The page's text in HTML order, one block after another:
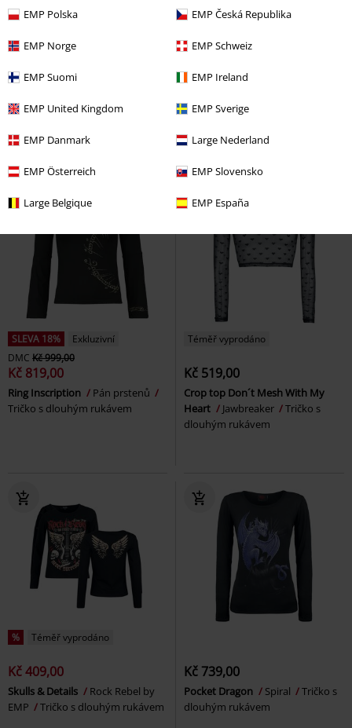
EMP Polska EMP Česká Republika
EMP Norge EMP Schweiz
EMP Suomi EMP Ireland
EMP United Kingdom EMP Sverige
EMP Danmark Large Nederland
EMP Österreich EMP Slovensko
Large Belgique EMP España
Exkluzivní
Kč 549,00
Full Volume by EMP
Tričko s
Téměř vyprodáno
Kč 1.089,00
Tričko s dlouhým rukávem
SLEVA 18%
Exkluzivní
DMC Kč 999,00
Kč 819,00
Ring Inscription
Pán prstenů
Tričko s dlouhým rukávem
Téměř vyprodáno
Kč 519,00
Crop top Don´t Mesh With My
Heart
Jawbreaker
Tričko s
dlouhým rukávem
% Téměř vyprodáno
Kč 409,00
Skulls & Details
Rock Rebel by
EMP
Tričko s dlouhým rukávem
Kč 739,00
Pocket Dragon Spiral
Tričko s
dlouhým rukávem